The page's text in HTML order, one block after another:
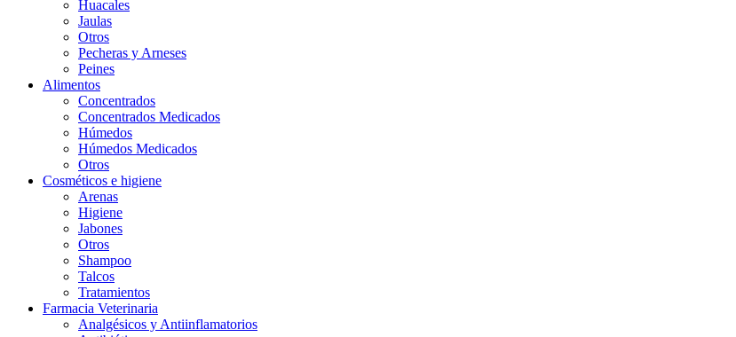
Huacales
Jaulas
Otros
Pecheras y Arneses
Peines
Alimentos
Concentrados
Concentrados Medicados
Húmedos
Húmedos Medicados
Otros
Cosméticos e higiene
Arenas
Higiene
Jabones
Otros
Shampoo
Talcos
Tratamientos
Farmacia Veterinaria
Analgésicos y Antiinflamatorios